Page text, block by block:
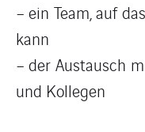
– ein Team, auf
kann
– der Austausch
und Kollegen